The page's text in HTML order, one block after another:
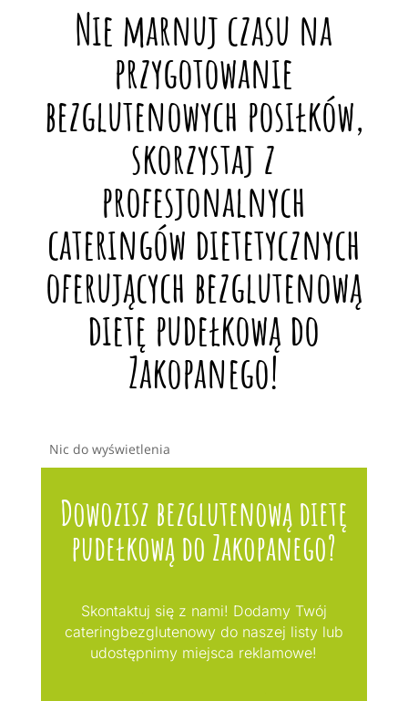
Nie marnuj czasu na
przygotowanie
bezglutenowych posiłków,
skorzystaj z
profesjonalnych
cateringów dietetycznych
oferujących bezglutenową
dietę pudełkową do
Zakopanego!
Nic do wyświetlenia
Dowozisz bezglutenową dietę
pudełkową do Zakopanego?
Skontaktuj się z nami! Dodamy Twój
cateringbezglutenowy do naszej listy lub
udostępnimy miejsca reklamowe!